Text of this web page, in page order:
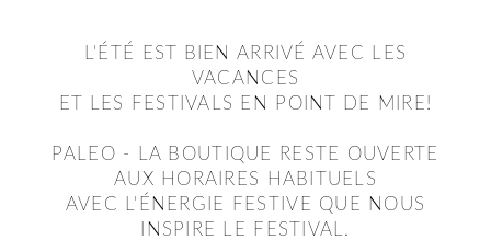
L'ÉTÉ EST BIEN ARRIVÉ AVEC LES
VACANCES
ET LES FESTIVALS EN POINT DE MIRE!
PALEO - LA BOUTIQUE RESTE OUVERTE
AUX HORAIRES HABITUELS
AVEC L'ÉNERGIE FESTIVE QUE NOUS
INSPIRE LE FESTIVAL.